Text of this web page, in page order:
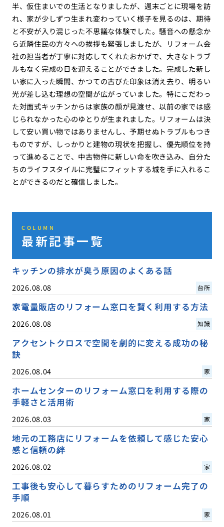
半、仮住まいでの生活となりましたが、週末ごとに現場を訪
れ、家が少しずつ生まれ変わっていく様子を見るのは、期待
と不安が入り混じった不思議な体験でした。騒音への懸念か
ら近隣住民の方々への挨拶も緊張しましたが、リフォーム会
社の担当者が丁寧に対応してくれたおかげで、大きなトラブ
ルもなく完成の日を迎えることができました。完成した新し
い家に入った瞬間、かつての古びた印象は消え去り、明るい
光が差し込む理想の空間が広がっていました。特にこだわっ
た対面式キッチンからは家族の顔が見渡せ、以前の家では感
じられなかった心のゆとりが生まれました。リフォームは決
して安い買い物ではありませんし、予期せぬトラブルもつき
ものですが、しっかりと建物の現状を把握し、優先順位を持
って進めることで、中古物件に新しい命を吹き込み、自分た
ちのライフスタイルに完璧にフィットする城を手に入れるこ
とができるのだと確信しました。
COLUMN
最新記事一覧
キッチンの排水が臭う原因のよくある話
2026.08.08 台所
家電量販店のリフォーム窓口を賢く利用する方法
2026.08.08 知識
アクセントクロスで空間を劇的に変える成功の秘
訣
2026.08.04 家
ホームセンターのリフォーム窓口を利用する際の
手軽さと活用術
2026.08.03 家
地元の工務店にリフォームを依頼して感じた安心
感と信頼の絆
2026.08.02 家
工事後も安心して暮らすためのリフォーム完了の
手順
2026.08.01 家